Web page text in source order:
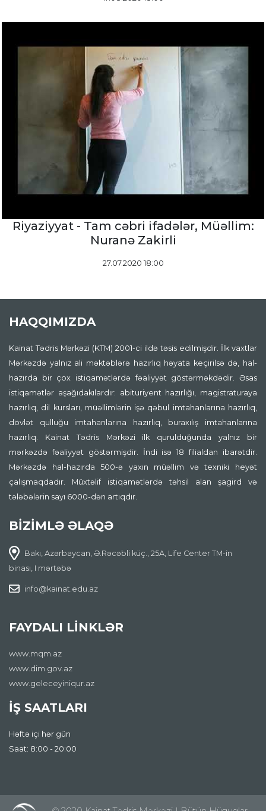
Riyaziyyat - Tam cəbri ifadələr, Müəllim:
Nuranə Zakirli
27.07.2020 18:00
HAQQIMIZDA
Kainat Tədris Mərkəzi (KTM) 2001-ci ildə təsis edilmişdir. İlk vaxtlar
Mərkəzdə yalnız ali məktəblərə hazırlıq həyata keçirilsə də, hal-
hazırda bir çox istiqamətlərdə fəaliyyət göstərməkdədir. Əsas
istiqamətlər aşağıdakılardır: abituriyent hazırlığı, magistraturaya
hazırlıq, dil kursları, müəllimlərin işə qəbul imtahanlarına hazırlıq,
dövlət qulluğu imtahanlarına hazırlıq, buraxılış imtahanlarına
hazırlıq. Kainat Tədris Mərkəzi ilk qurulduğunda yalnız bir
mərkəzdə fəaliyyət göstərmişdir. İndi isə 18 filialdan ibarətdir.
Mərkəzdə hal-hazırda 500-ə yaxın müəllim və texniki heyət
çalışmaqdadır. Müxtəlif istiqamətlərdə təhsil alan şagird və
tələbələrin sayı 6000-dən artıqdır.
BİZİMLƏ ƏLAQƏ
Bakı, Azərbaycan, Ə.Rəcəbli küç., 25A, Life Center TM-in
binası, I mərtəbə
info@kainat.edu.az
FAYDALI LİNKLƏR
www.mqm.az
www.dim.gov.az
www.geleceyiniqur.az
İŞ SAATLARI
Həftə içi hər gün
Saat: 8:00 - 20:00